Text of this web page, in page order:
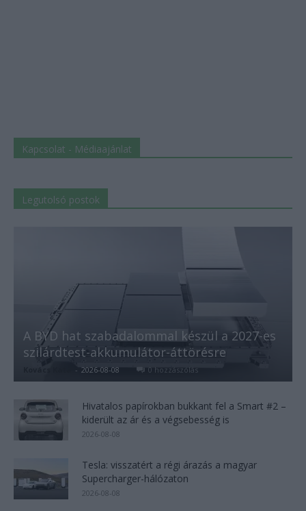
Kapcsolat - Médiaajánlat
Legutolsó postok
A BYD hat szabadalommal készül a 2027-es
szilárdtest-akkumulátor-áttörésre
- 2026-08-08 0 hozzászólás
Hivatalos papírokban bukkant fel a Smart #2 –
kiderült az ár és a végsebesség is
2026-08-08
Tesla: visszatért a régi árazás a magyar
Supercharger-hálózaton
2026-08-08